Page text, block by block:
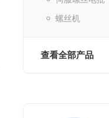
螺丝机
查看全部产品